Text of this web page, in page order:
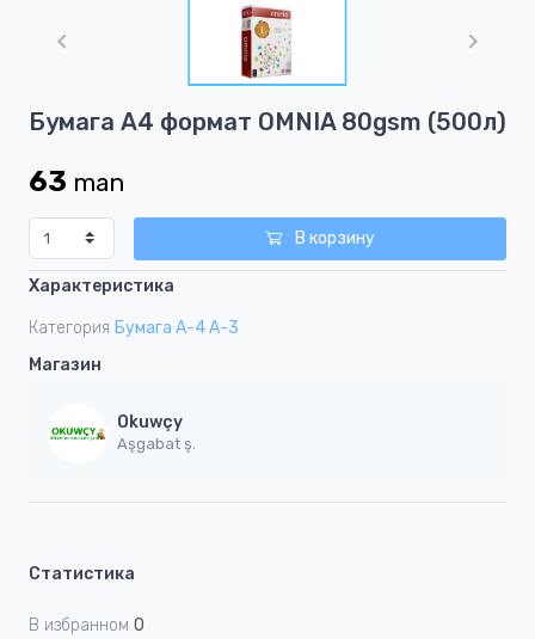
1
1
Бумага А4 формат OMNIA 80gsm (500л)
63 man
В корзину
Характеристика
Категория Бумага А-4 А-3
Магазин
Okuwçy
Aşgabat ş.
Статистика
В избранном 0